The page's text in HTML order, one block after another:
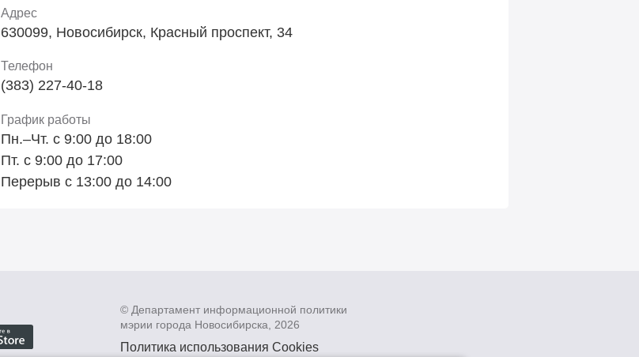
Адрес
630099, Новосибирск, Красный проспект, 34
Телефон
(383) 227-40-18
График работы
Пн.–Чт. с 9:00 до 18:00
Пт. с 9:00 до 17:00
Перерыв с 13:00 до 14:00
© Департамент информационной политики
мэрии города Новосибирска, 2026
Политика использования Cookies